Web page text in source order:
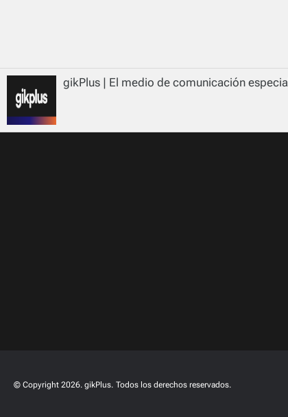
gikPlus | El medio de comunicación
© Copyright 2026. gikPlus. Todos los derechos reservados.